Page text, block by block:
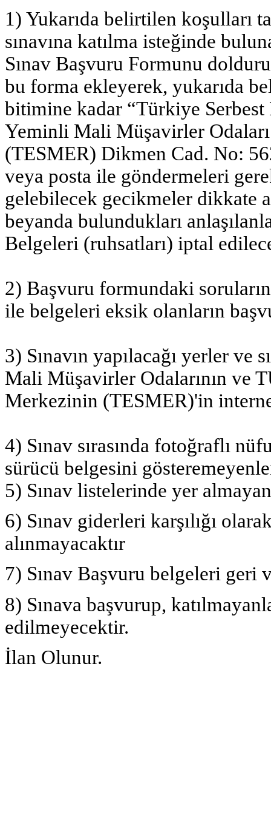
1) Yukarıda belirtilen koşulları
sınavına katılma isteğinde
Sınav Başvuru Formunu
bu forma ekleyerek, yukarıda
bitimine kadar “Türkiye
Yeminli Mali Müşavirler
(TESMER) Dikmen Cad. No:
veya posta ile göndermeleri
gelebilecek gecikmeler dikkate
beyanda bulundukları
Belgeleri (ruhsatları) iptal
2) Başvuru formundaki
ile belgeleri eksik olanların
3) Sınavın yapılacağı yerler ve
Mali Müşavirler Odalarının ve
Merkezinin (TESMER)'in
4) Sınav sırasında fotoğraflı
sürücü belgesini
5) Sınav listelerinde yer
6) Sınav giderleri karşılığı
alınmayacaktır
7) Sınav Başvuru belgeleri geri
8) Sınava başvurup,
edilmeyecektir.
İlan Olunur.